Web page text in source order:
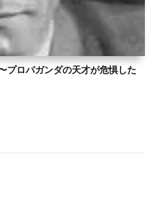
プロパガンダの天才が危惧した